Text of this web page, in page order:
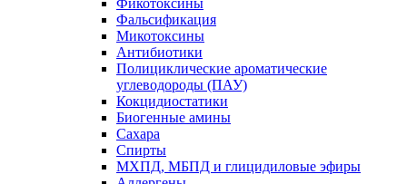
Фикотоксины
Фальсификация
Микотоксины
Антибиотики
Полициклические ароматические
углеводороды (ПАУ)
Кокцидиостатики
Биогенные амины
Сахара
Спирты
МХПД, МБПД и глицидиловые эфиры